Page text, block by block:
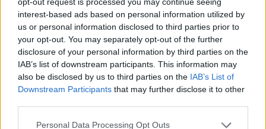
interest-based ads based on personal information utilized by
us or personal information disclosed to third parties prior to
your opt-out. You may separately opt-out of the further
disclosure of your personal information by third parties on the
IAB’s list of downstream participants. This information may
also be disclosed by us to third parties on the IAB’s List of
Downstream Participants that may further disclose it to other
Personal Data Processing Opt Outs
ΓΕΎΣΗ - ΨΥΧΑΓΩΓΊΑ • ΚΡΗΤΗ
Ψαραντώνης: Ο λυράρης που
κουβαλά μέσα του την Κρήτη
7 Αυγούστου 2026 13:51
ΑΓΡΟΤΙΚΑ • ΝΕΟΙ ΟΡΙΖΟΝΤΕΣ
Ανάσα για χιλιάδες αγρότες – Πώς τα
ελαιοτριβεία τούς “σώζουν” από το
ψηφιακό χάος